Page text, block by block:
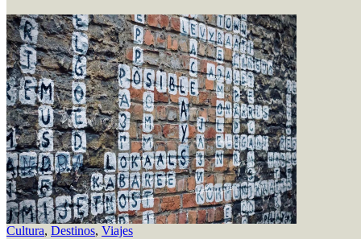
Cultura, Destinos, Viajes